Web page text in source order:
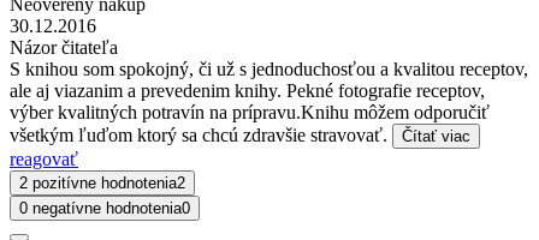
30.12.2016
Názor čitateľa
S knihou som spokojný, či už s jednoduchosťou a kvalitou receptov,
ale aj viazanim a prevedenim knihy. Pekné fotografie receptov,
výber kvalitných potravín na prípravu.Knihu môžem odporučiť
všetkým ľuďom ktorý sa chcú zdravšie stravovať.
Čítať viac
reagovať
2 pozitívne hodnotenia2
0 negatívne hodnotenia0